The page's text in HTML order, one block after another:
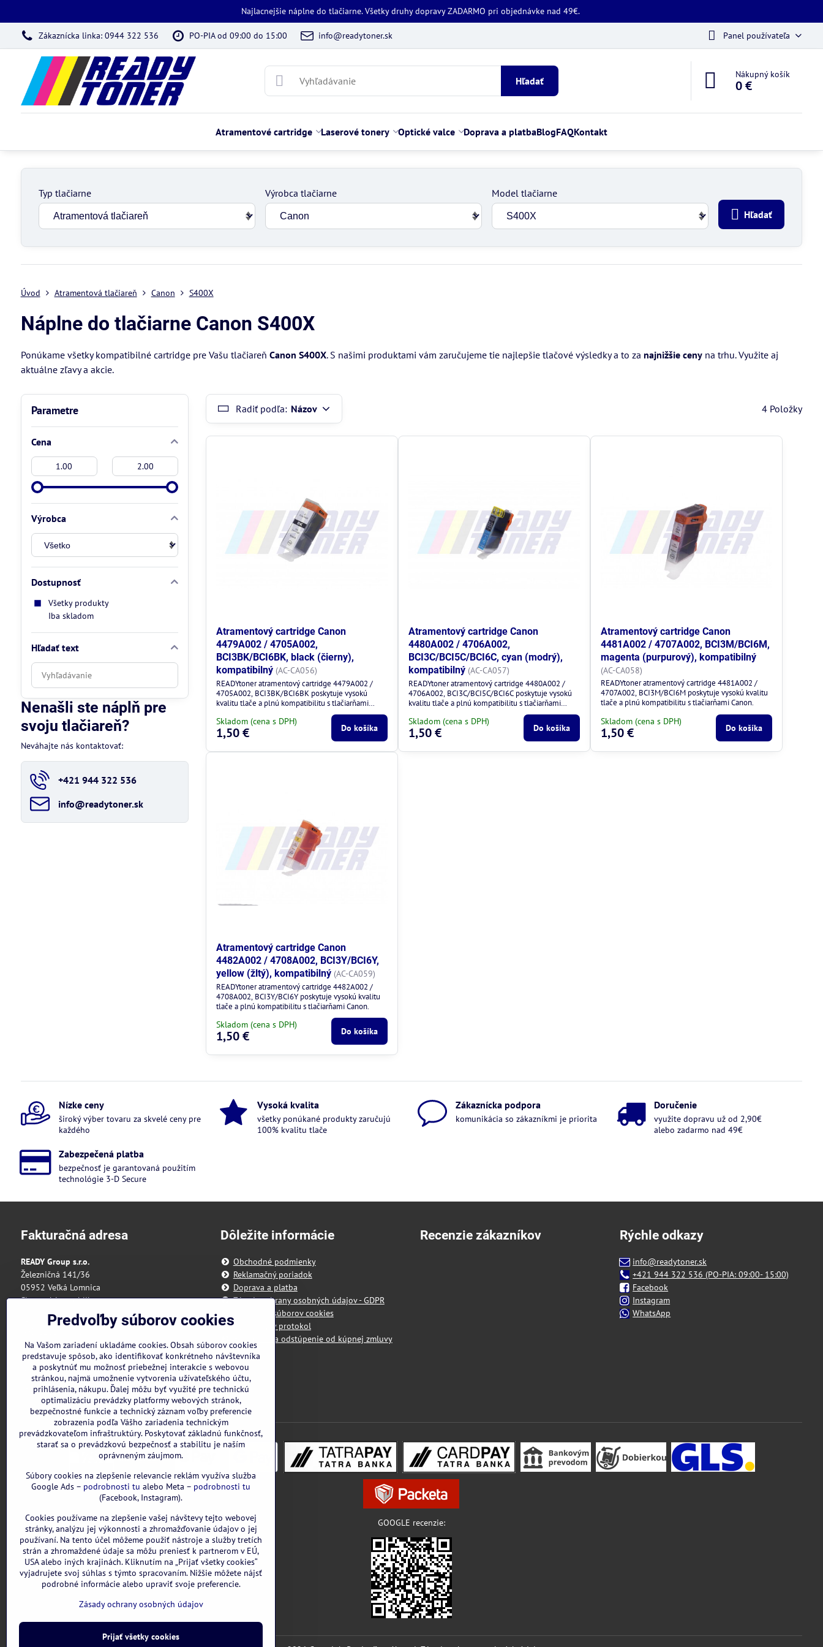
Najlacnejšie náplne do tlačiarne. Všetky druhy dopravy ZADARMO pri objednávke nad 49€.
Zákaznícka linka: 0944 322 536 PO-PIA od 09:00 do 15:00 info@readytoner.sk Panel používateľa
Hľadať
Nákupný košík
0 €
Atramentové cartridge Laserové tonery Optické valce Doprava a platbaBlogFAQKontakt
Typ tlačiarne Výrobca tlačiarne
Model tlačiarne
Hľadať
Úvod Atramentová tlačiareň Canon S400X
Náplne do tlačiarne Canon S400X
Ponúkame všetky kompatibilné cartridge pre Vašu tlačiareň Canon S400X. S našimi produktami vám zaručujeme tie najlepšie tlačové výsledky a to za najnižšie cenyna trhu. Využite aj
aktuálne zľavy a akcie.
Radiť podľa: Názov 4 Položky
Atramentový cartridge Canon
4479A002 / 4705A002,
BCI3BK/BCI6BK, black (čierny),
kompatibilný (AC-CA056)
READYtoner atramentový cartridge 4479A002 /
4705A002, BCI3BK/BCI6BK poskytuje vysokú
kvalitu tlače a plnú kompatibilitu s tlačiarňami
Skladom (cena s DPH)
1,50 € Do košíka
Atramentový cartridge Canon
4480A002 / 4706A002,
BCI3C/BCI5C/BCI6C, cyan (modrý),
kompatibilný (AC-CA057)
READYtoner atramentový cartridge 4480A002 /
4706A002, BCI3C/BCI5C/BCI6C poskytuje vysokú
kvalitu tlače a plnú kompatibilitu s tlačiarňami
Skladom (cena s DPH)
1,50 € Do košíka
Atramentový cartridge Canon
4481A002 / 4707A002, BCI3M/BCI6M,
magenta (purpurový), kompatibilný
(AC-CA058)
READYtoner atramentový cartridge 4481A002 /
4707A002, BCI3M/BCI6M poskytuje vysokú kvalitu
tlače a plnú kompatibilitu s tlačiarňami Canon.
Skladom (cena s DPH)
1,50 € Do košíka
Atramentový cartridge Canon
4482A002 / 4708A002, BCI3Y/BCI6Y,
yellow (žltý), kompatibilný (AC-CA059)
READYtoner atramentový cartridge 4482A002 /
4708A002, BCI3Y/BCI6Y poskytuje vysokú kvalitu
tlače a plnú kompatibilitu s tlačiarňami Canon.
Skladom (cena s DPH)
1,50 € Do košíka
Parametre
Cena
Od:
Do:
Výrobca
Dostupnosť
Všetky produkty
Iba skladom
Hľadať text
Prehľadať
výsledky
filtra
fulltextom
Nenašli ste náplň pre
svoju tlačiareň?
Neváhajte nás kontaktovať:
+421 944 322 536
info​@readytoner​.sk
Nízke ceny
široký výber tovaru za skvelé ceny pre
každého
Vysoká kvalita
všetky ponúkané produkty zaručujú
100% kvalitu tlače
Zákaznícka podpora
komunikácia so zákazníkmi je priorita
Doručenie
využite dopravu už od 2,90€
alebo zadarmo nad 49€
Zabezpečená platba
bezpečnosť je garantovaná použitím
technológie 3-D Secure
Fakturačná adresa
READY Group s.r.o.
Železničná 141/36
05952 Veľká Lomnica
Slovenská republika
IČO: 55 175 431
IBAN: SK3111000000002942143418
Nie sme platcami DPH
Všetky uvedené ceny sú vrátane DPH.
Dôležite informácie
Obchodné podmienky
Reklamačný poriadok
Doprava a platba
Zásady ochrany osobných údajov - GDPR
Predvoľby súborov cookies
Reklamačný protokol
Formulár na odstúpenie od kúpnej zmluvy
Recenzie zákazníkov Rýchle odkazy
info@readytoner.sk
+421 944 322 536 (PO-PIA: 09:00- 15:00)
Facebook
Instagram
WhatsApp
GOOGLE recenzie:
Predvoľby súborov cookies
Na Vašom zariadení ukladáme cookies. Obsah súborov cookies
predstavuje spôsob, ako identifikovať konkrétneho návštevníka
a poskytnúť mu možnosť priebežnej interakcie s webovou
stránkou, najmä umožnenie vytvorenia užívateľského účtu,
prihlásenia, nákupu. Ďalej môžu byť využité pre technickú
optimalizáciu prevádzky platformy webových stránok,
bezpečnostné funkcie a technický záznam voľby preferencie
zobrazenia podľa Vášho zariadenia technickým
prevádzkovateľom infraštruktúry. Poskytovať základnú funkčnosť,
starať sa o prevádzkovú bezpečnosť a stabilitu je naším
oprávneným záujmom.
Súbory cookies na zlepšenie relevancie reklám využíva služba
Google Ads – podrobnosti tu alebo Meta – podrobnosti tu
(Facebook, Instagram).
Cookies používame na zlepšenie vašej návštevy tejto webovej
stránky, analýzu jej výkonnosti a zhromažďovanie údajov o jej
používaní. Na tento účel môžeme použiť nástroje a služby tretích
strán a zhromaždené údaje sa môžu preniesť k partnerom v EÚ,
USA alebo iných krajinách. Kliknutím na „Prijať všetky cookies“
vyjadrujete svoj súhlas s týmto spracovaním. Nižšie môžete nájsť
podrobné informácie alebo upraviť svoje preferencie.
Zásady ochrany osobných údajov
Prijať všetky cookies